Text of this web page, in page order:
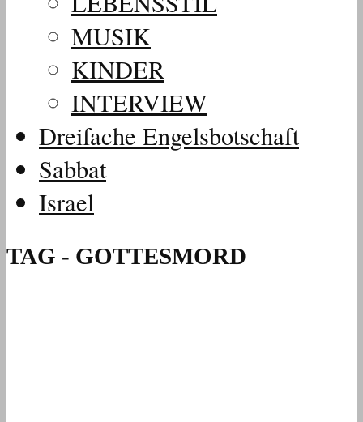
MUSIK
KINDER
INTERVIEW
Dreifache Engelsbotschaft
Sabbat
Israel
TAG - GOTTESMORD